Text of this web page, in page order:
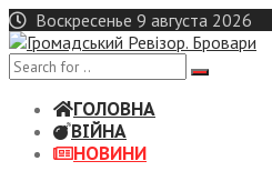
Skip
to
content
Воскресенье 9 августа 2026
ГОЛОВНА
ВІЙНА
НОВИНИ